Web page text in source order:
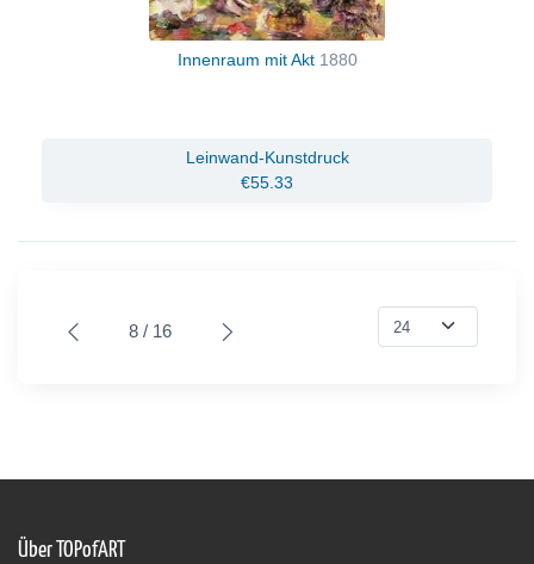
Innenraum mit Akt 1880
Leinwand-Kunstdruck
€55.33
8 / 16
Über TOPofART